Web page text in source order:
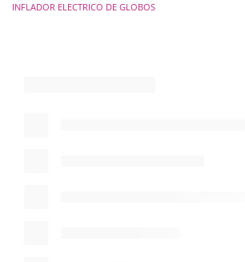
INFLADOR ELECTRICO DE GLOBOS